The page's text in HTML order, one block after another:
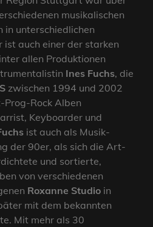
musikalischen
in unterschiedlichen
ist auch einer der starken
allen Produktionen
Ines Fuchs, die
zwischen 1994 und 2002
Rock Alben
Keyboarder und
ist auch als Musik-
der 90er, als sich die Art-
und sortierte,
von verschiedenen
Roxanne Studio in
mit dem bekannten
Mit mehr als 30